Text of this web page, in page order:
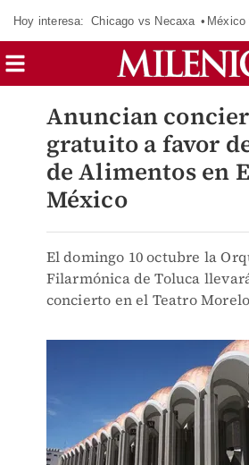
Hoy interesa: Chicago vs Necaxa México
Anuncian
gratuito a favor
de Alimentos en
México
El domingo 10 octubre la
Filarmónica de Toluca
concierto en el Teatro